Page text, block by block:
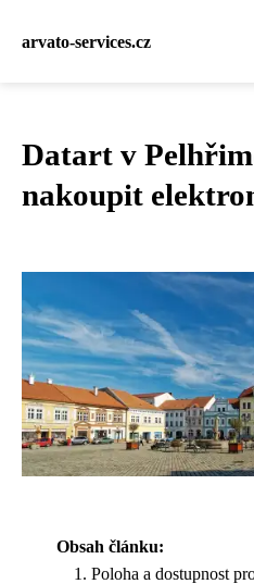
arvato-services.cz
Datart v
nakoupit
Obsah článku:
Poloha a dostupnost